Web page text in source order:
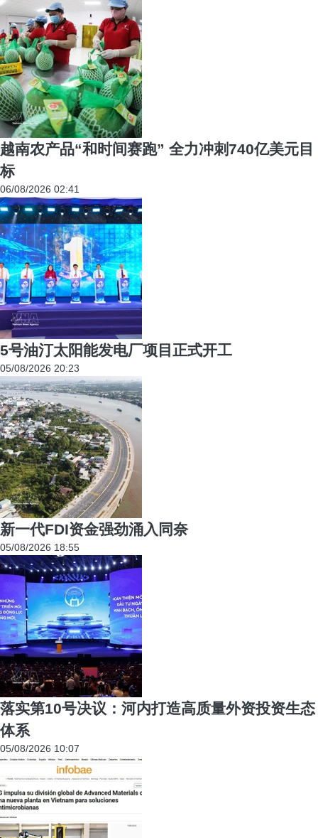
越南农产品“和时间赛跑” 全力冲刺740亿美元目
标
06/08/2026 02:41
5号油汀太阳能发电厂项目正式开工
05/08/2026 20:23
新一代FDI资金强劲涌入同奈
05/08/2026 18:55
落实第10号决议：河内打造高质量外资投资生态
体系
05/08/2026 10:07